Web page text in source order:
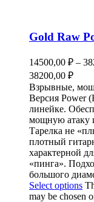
Gold Raw
14500,00 ₽ –
38200,00 ₽
Взрывные,
Версия Power
линейке.
мощную атаку
Тарелка не
плотный
характерной
«пинга».
большого
Select options
may be chosen